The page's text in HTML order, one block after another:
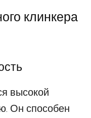
клинкера
высокой
Он способен